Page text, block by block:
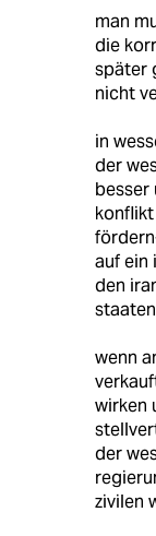
man
die
später
nicht
in
der
besser
auf ein
den
wenn
wirken
der
zivilen